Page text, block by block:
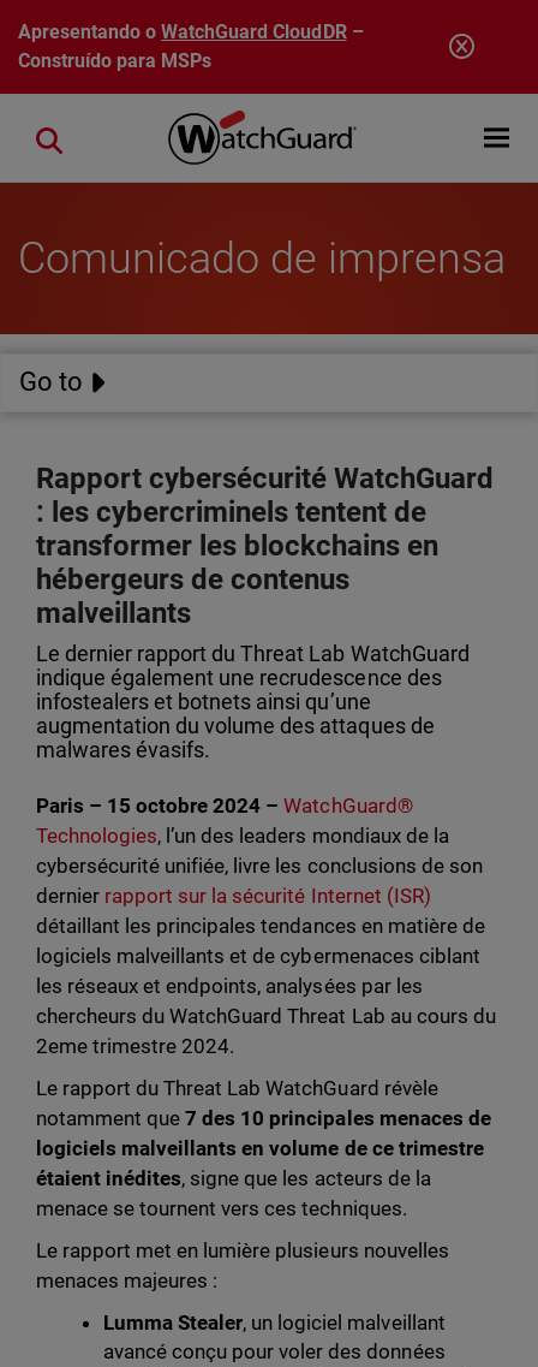
Pular para o conteúdo principal
Apresentando oWatchGuard CloudDR–
Construído para MSPs
Open
Close search
Comunicado de imprensa
Go to
Rapport cybersécurité WatchGuard
: les cybercriminels tentent de
transformer les blockchains en
hébergeurs de contenus
malveillants
Le dernier rapport du Threat Lab WatchGuard
indique également une recrudescence des
infostealers et botnets ainsi qu’une
augmentation du volume des attaques de
malwares évasifs.
Paris – 15 octobre 2024 – WatchGuard®
Technologies, l’un des leaders mondiaux de la
cybersécurité unifiée, livre les conclusions de son
dernier rapport sur la sécurité Internet (ISR)
détaillant les principales tendances en matière de
logiciels malveillants et de cybermenaces ciblant
les réseaux et endpoints, analysées par les
chercheurs du WatchGuard Threat Lab au cours du
2eme trimestre 2024.
Le rapport du Threat Lab WatchGuard révèle
notamment que7 des 10 principales menaces de
logiciels malveillants en volume de ce trimestre
étaient inédites, signe que les acteurs de la
menace se tournent vers ces techniques.
Le rapport met en lumière plusieurs nouvelles
menaces majeures :
Lumma Stealer, un logiciel malveillant
avancé conçu pour voler des données